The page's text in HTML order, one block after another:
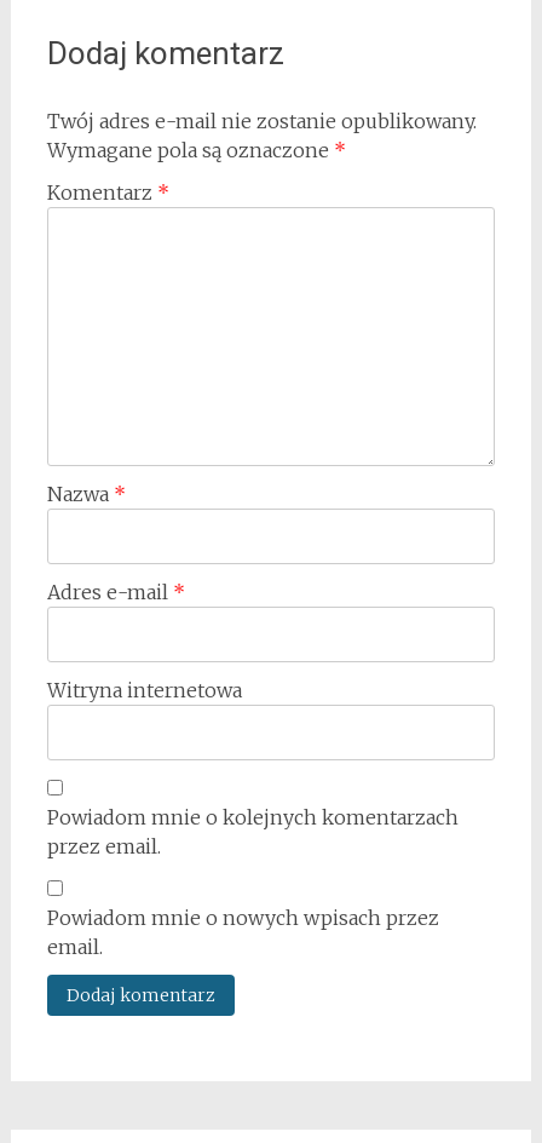
Dodaj komentarz
Twój adres e-mail nie zostanie opublikowany.
Wymagane pola są oznaczone *
Komentarz *
Nazwa *
Adres e-mail *
Witryna internetowa
Powiadom mnie o kolejnych komentarzach
przez email.
Powiadom mnie o nowych wpisach przez
email.